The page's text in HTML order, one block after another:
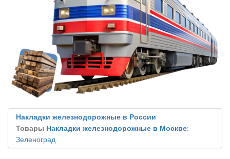
Накладки железнодорожные в России
Товары Накладки железнодорожные в Москве:
Зеленоград